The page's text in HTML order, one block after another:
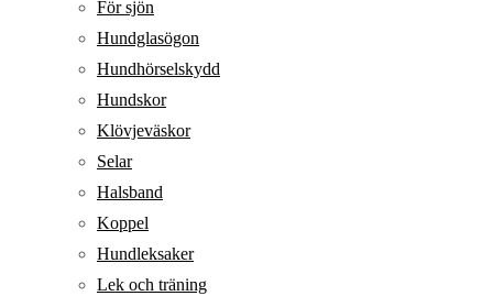
För sjön
Hundglasögon
Hundhörselskydd
Hundskor
Klövjeväskor
Selar
Halsband
Koppel
Hundleksaker
Lek och träning